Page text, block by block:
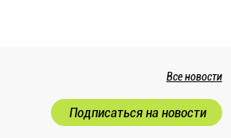
Все новости
Подписаться на новости